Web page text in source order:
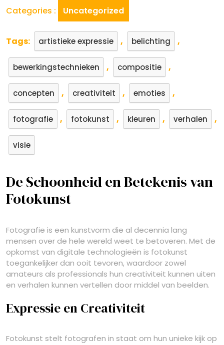
Categories : Uncategorized
Tags: artistieke expressie , belichting ,
bewerkingstechnieken , compositie ,
concepten , creativiteit , emoties ,
fotografie , fotokunst , kleuren , verhalen ,
visie
De Schoonheid en Betekenis van
Fotokunst
Fotografie is een kunstvorm die al decennia lang
mensen over de hele wereld weet te betoveren. Met de
opkomst van digitale technologieën is fotokunst
toegankelijker dan ooit tevoren, waardoor zowel
amateurs als professionals hun creativiteit kunnen uiten
en verhalen kunnen vertellen door middel van beelden.
Expressie en Creativiteit
Fotokunst stelt fotografen in staat om hun unieke kijk op